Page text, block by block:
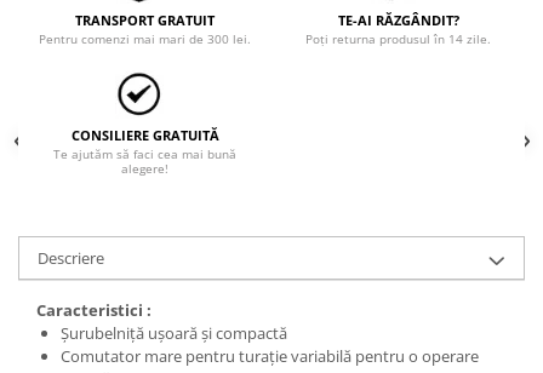
TRANSPORT GRATUIT
Pentru comenzi mai mari de 300 lei.
TE-AI RĂZGÂNDIT?
Poți returna produsul în 14 zile.
CONSILIERE GRATUITĂ
Te ajutăm să faci cea mai bună
alegere!
Descriere
Caracteristici :
Şurubelniţă uşoară şi compactă
Comutator mare pentru turaţie variabilă pentru o operare